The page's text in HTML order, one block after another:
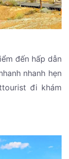
đến hấp dẫn
nhanh hẹn
đi khám